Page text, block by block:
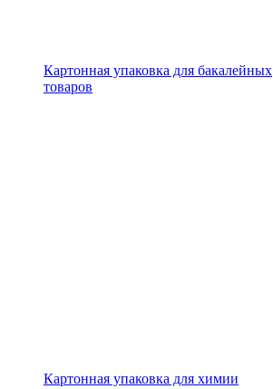
Картонная упаковка для бакалейных
товаров
Картонная упаковка для химии